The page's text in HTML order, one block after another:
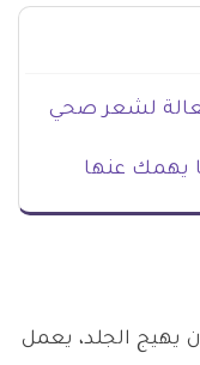
لشعر صحي
يهمك عنها
الجلد، يعمل